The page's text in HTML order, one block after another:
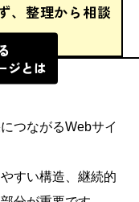
、整理から相談
ジとは
つながるWebサイ
すい構造、継続的